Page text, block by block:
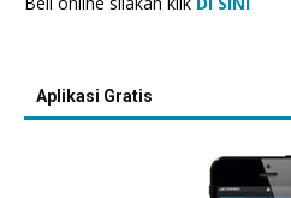
Aplikasi Gratis